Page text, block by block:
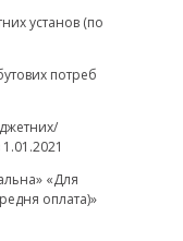
установ (по
потреб
«Для
оплата)»